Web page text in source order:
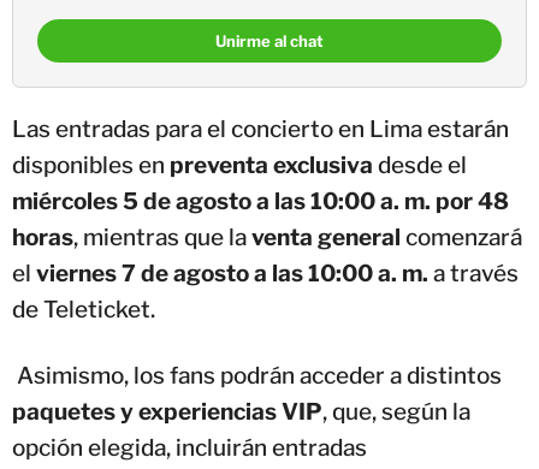
Unirme al chat
Las entradas para el concierto en Lima estarán
disponibles en preventa exclusiva desde el
miércoles 5 de agosto a las 10:00 a. m. por 48
horas, mientras que laventa general comenzará
el viernes 7 de agosto a las 10:00 a. m. a través
de Teleticket.
Asimismo, los fans podrán acceder a distintos
paquetes y experiencias VIP, que, según la
opción elegida, incluirán entradas